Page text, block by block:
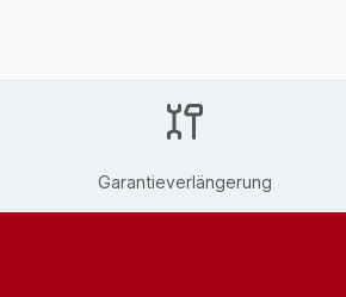
Garantieverlängerung